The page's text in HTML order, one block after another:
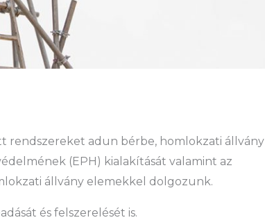
rendszereket adun bérbe, homlokzati állvány
(EPH) kialakítását valamint az
állvány elemekkel dolgozunk.
és felszerelését is.